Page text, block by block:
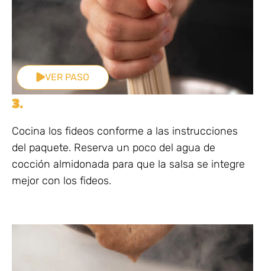
VER PASO
3.
Cocina los fideos conforme a las instrucciones
del paquete. Reserva un poco del agua de
cocción almidonada para que la salsa se integre
mejor con los fideos.